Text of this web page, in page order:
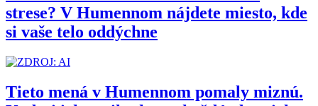
strese? V Humennom nájdete miesto, kde
si vaše telo oddýchne
Tieto mená v Humennom pomaly miznú.